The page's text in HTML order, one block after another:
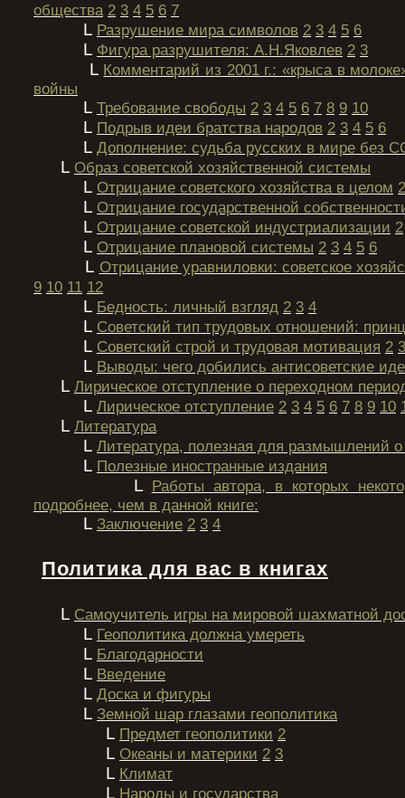
общества 2 3 4 5 6 7
L Разрушение мира символов 2 3 4 5 6
L Фигура разрушителя: А.Н.Яковлев 2 3
L Комментарий из 2001 г.: «крыса в
войны
L Требование свободы 2 3 4 5 6 7 8 9 10
L Подрыв идеи братства народов 2 3 4 5 6
L Дополнение: судьба русских в мире без
L Образ советской хозяйственной системы
L Отрицание советского хозяйства в целом 2
L Отрицание государственной
L Отрицание советской индустриализации 2
L Отрицание плановой системы 2 3 4 5 6
L Отрицание уравниловки: советское
9 10 11 12
L Бедность: личный взгляд 2 3 4
L Советский тип трудовых отношений:
L Советский строй и трудовая мотивация 2 3
L Выводы: чего добились антисоветские
L Лирическое отступление о переходном
L Лирическое отступление 2 3 4 5 6 7 8 9 10
L Литература
L Литература, полезная для размышлений
L Полезные иностранные издания
L Работы автора, в которых
подробнее, чем в данной книге:
L Заключение 2 3 4
Политика для вас в книгах
L Самоучитель игры на мировой шахматной
L Геополитика должна умереть
L Благодарности
L Введение
L Доска и фигуры
L Земной шар глазами геополитика
L Предмет геополитики 2
L Океаны и материки 2 3
L Климат
L Народы и государства